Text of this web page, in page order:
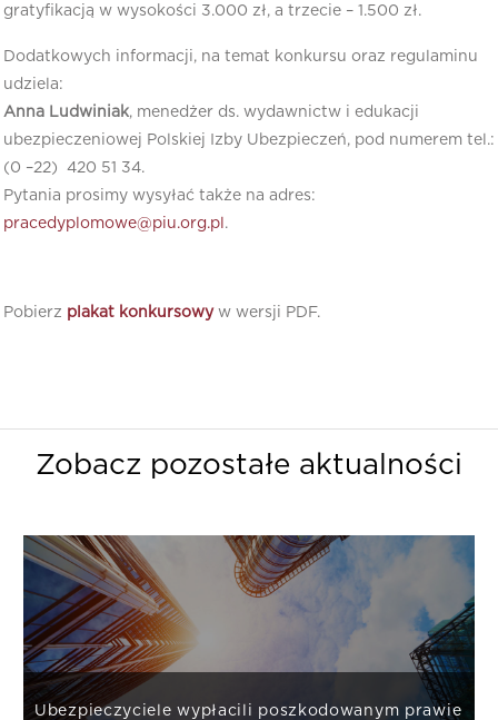
gratyfikacją w wysokości 3.000 zł, a trzecie – 1.500 zł.
Dodatkowych informacji, na temat konkursu oraz regulaminu
udziela:
Anna Ludwiniak, menedżer ds. wydawnictw i edukacji
ubezpieczeniowej Polskiej Izby Ubezpieczeń, pod numerem tel.:
(0 –22) 420 51 34.
Pytania prosimy wysyłać także na adres:
pracedyplomowe@piu.org.pl .
Pobierz plakat konkursowyw wersji PDF.
Zobacz pozostałe aktualności
Ubezpieczyciele wypłacili poszkodowanym prawie